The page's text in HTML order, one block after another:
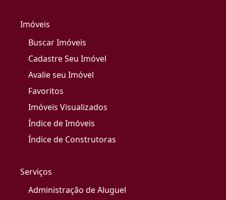
Imóveis
Buscar Imóveis
Cadastre Seu Imóvel
Avalie seu Imóvel
Favoritos
Imóveis Visualizados
Índice de Imóveis
Índice de Construtoras
Serviços
Administração de Aluguel